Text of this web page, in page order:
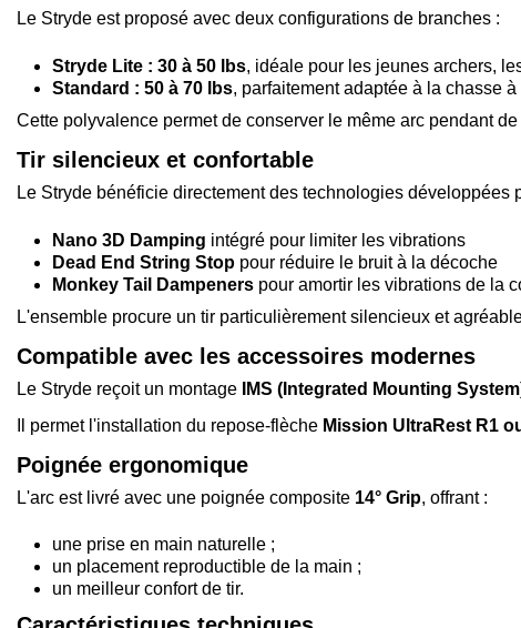
Le Stryde est proposé avec deux configurations de branches :
Stryde Lite : 30 à 50 lbs, idéale pour les jeunes archers,
Standard : 50 à 70 lbs, parfaitement adaptée à la chasse
Cette polyvalence permet de conserver le même arc pendant
Tir silencieux et confortable
Le Stryde bénéficie directement des technologies développées
Nano 3D Damping intégré pour limiter les vibrations
Dead End String Stop pour réduire le bruit à la décoche
Monkey Tail Dampeners pour amortir les vibrations de la
L'ensemble procure un tir particulièrement silencieux et
Compatible avec les accessoires modernes
Le Stryde reçoit un montage IMS (Integrated Mounting
Il permet l'installation du repose-flèche Mission UltraRest R1
Poignée ergonomique
L'arc est livré avec une poignée composite 14° Grip, offrant :
une prise en main naturelle ;
un placement reproductible de la main ;
un meilleur confort de tir.